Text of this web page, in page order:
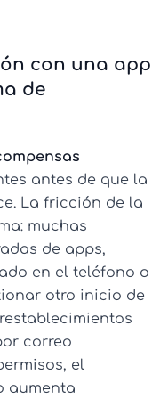
con una app
de
antes de que la
La fricción de la
muchas
de apps,
en el teléfono o
otro inicio de
correo
el
aumenta